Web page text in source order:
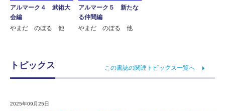
アルマーク４ 武術大
会編
やまだ のぼる 他
アルマーク５ 新たな
る仲間編
やまだ のぼる 他
トピックス この書誌の関連トピックス一覧へ
2025年09月25日